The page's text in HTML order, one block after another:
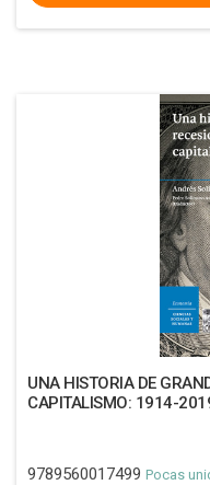
UNA HISTORIA DE
CAPITALISMO: 1914-
9789560017499 Pocas